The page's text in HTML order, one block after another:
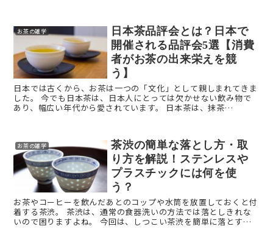
お茶の雑学
日本茶品評会とは？日本で
開催される品評会5選【消費
者がお茶の出来栄えを競
う】
日本では古くから、お茶は一つの「文化」として親しまれてきま
した。 今でも日本茶は、日本人にとっては欠かせない飲み物で
あり、幅広い年代から愛されています。 日本茶は、抹茶
お茶の雑学
茶渋の簡単な落とし方・取
り方を解説！ステンレスや
プラスチックには何を使
う？
お茶やコーヒーを飲んだあとのコップや水筒を放置しておくと付
着する茶渋。 茶渋は、通常の食器洗いの方法では落としきれな
いので困りますよね。 今回は、しつこい茶渋を簡単に落とす方